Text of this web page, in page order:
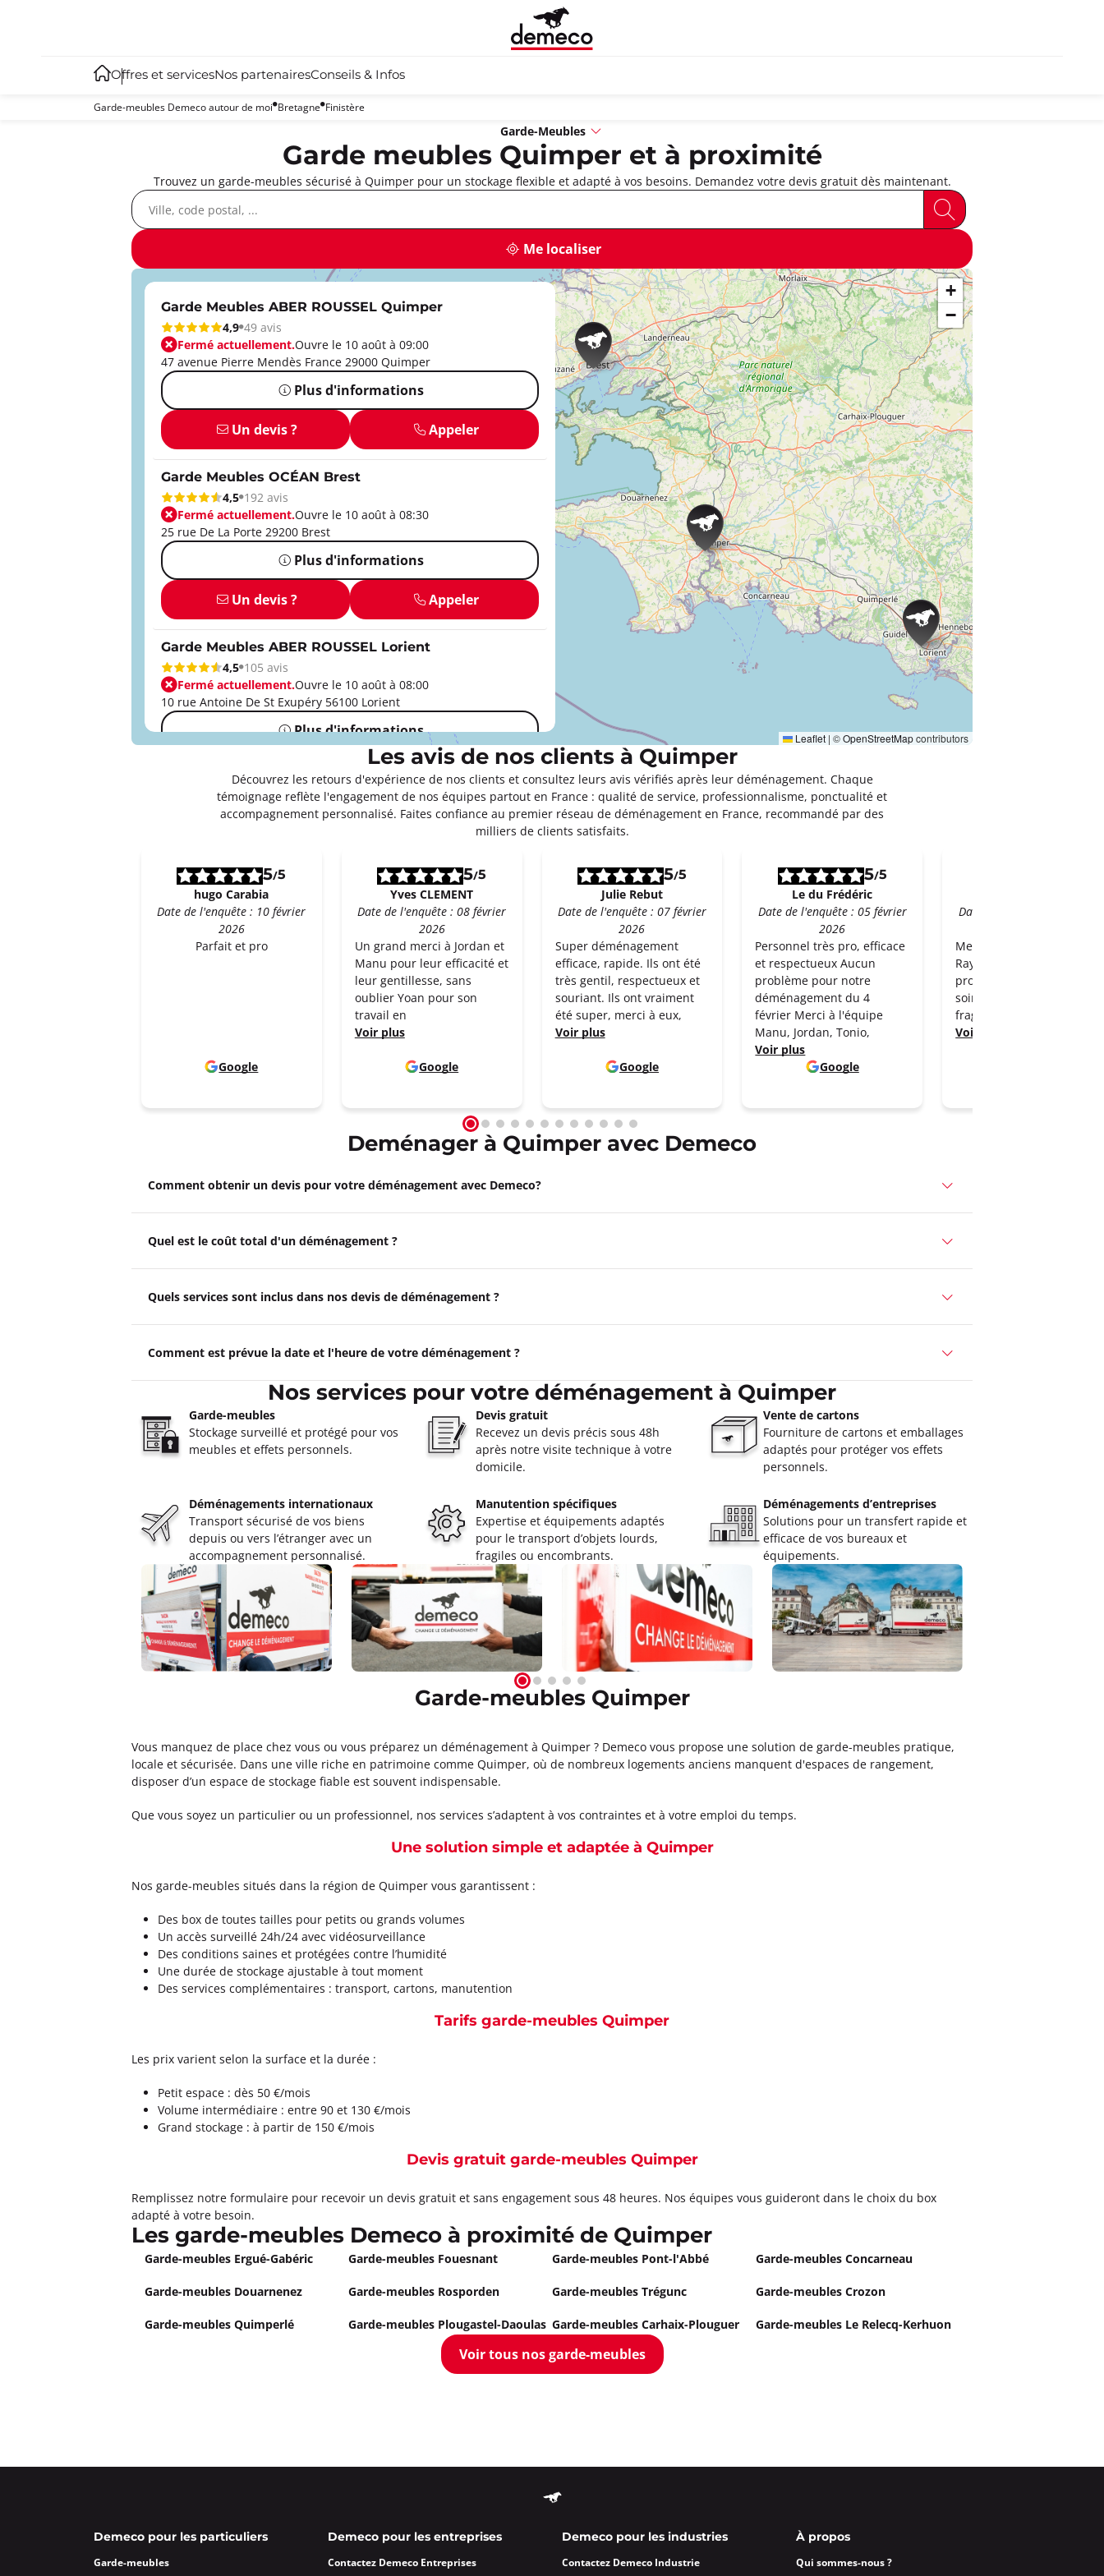
Offres et servicesNos partenairesConseils & Infos
Garde-meubles Demeco autour de moi Bretagne Finistère
Garde-Meubles
Garde meubles Quimper et à proximité
Trouvez un garde-meubles sécurisé à Quimper pour un stockage flexible et adapté à vos besoins. Demandez votre devis gratuit dès maintenant.
Me localiser
Garde Meubles ABER ROUSSEL Quimper
4,9 49 avis
Fermé actuellement.Ouvre le 10 août à 09:00
47 avenue Pierre Mendès France 29000 Quimper
Plus d'informations
Un devis ? Appeler
Garde Meubles OCÉAN Brest
4,5 192 avis
Fermé actuellement.Ouvre le 10 août à 08:30
25 rue De La Porte 29200 Brest
Plus d'informations
Un devis ? Appeler
Garde Meubles ABER ROUSSEL Lorient
4,5 105 avis
Fermé actuellement.Ouvre le 10 août à 08:00
10 rue Antoine De St Exupéry 56100 Lorient
Plus d'informations
Appeler
+
−
Leaflet | ©OpenStreetMapcontributors
Les avis de nos clients à Quimper
Découvrez les retours d'expérience de nos clients et consultez leurs avis vérifiés après leur déménagement. Chaque
témoignage reflète l'engagement de nos équipes partout en France : qualité de service, professionnalisme, ponctualité et
accompagnement personnalisé. Faites confiance au premier réseau de déménagement en France, recommandé par des
milliers de clients satisfaits.
5/5
hugo Carabia
Date de l'enquête : 10 février
2026
Parfait et pro
Google
5/5
Yves CLEMENT
Date de l'enquête : 08 février
2026
Un grand merci à Jordan et
Manu pour leur efficacité et
leur gentillesse, sans
oublier Yoan pour son
travail en
Voir plus
Google
5/5
Julie Rebut
Date de l'enquête : 07 février
2026
Super déménagement
efficace, rapide. Ils ont été
très gentil, respectueux et
souriant. Ils ont vraiment
été super, merci à eux,
Voir plus
Google
5/5
Le du Frédéric
Date de l'enquête : 05 février
2026
Personnel très pro, efficace
et respectueux Aucun
problème pour notre
déménagement du 4
février Merci à l'équipe
Manu, Jordan, Tonio,
Voir plus
Google
Date de l'enquête : 05
Merci à Pascal, Philippe et
Rayann. Très
professionnels , ils ont
soin de mes vieux
fragiles. Tout est
Voir plus
Deménager à Quimper avec Demeco
Comment obtenir un devis pour votre déménagement avec Demeco?
Quel est le coût total d'un déménagement ?
Quels services sont inclus dans nos devis de déménagement ?
Comment est prévue la date et l'heure de votre déménagement ?
Nos services pour votre déménagement à Quimper
Garde-meubles
Stockage surveillé et protégé pour vos
meubles et effets personnels.
Devis gratuit
Recevez un devis précis sous 48h
après notre visite technique à votre
domicile.
Vente de cartons
Fourniture de cartons et emballages
adaptés pour protéger vos effets
personnels.
Déménagements internationaux
Transport sécurisé de vos biens
depuis ou vers l’étranger avec un
accompagnement personnalisé.
Manutention spécifiques
Expertise et équipements adaptés
pour le transport d’objets lourds,
fragiles ou encombrants.
Déménagements d’entreprises
Solutions pour un transfert rapide et
efficace de vos bureaux et
équipements.
Garde-meubles Quimper
Vous manquez de place chez vous ou vous préparez un déménagement à Quimper ? Demeco vous propose une solution de garde-meubles pratique,
locale et sécurisée. Dans une ville riche en patrimoine comme Quimper, où de nombreux logements anciens manquent d'espaces de rangement,
disposer d’un espace de stockage fiable est souvent indispensable.
Que vous soyez un particulier ou un professionnel, nos services s’adaptent à vos contraintes et à votre emploi du temps.
Une solution simple et adaptée à Quimper
Nos garde-meubles situés dans la région de Quimper vous garantissent :
Des box de toutes tailles pour petits ou grands volumes
Un accès surveillé 24h/24 avec vidéosurveillance
Des conditions saines et protégées contre l’humidité
Une durée de stockage ajustable à tout moment
Des services complémentaires : transport, cartons, manutention
Tarifs garde-meubles Quimper
Les prix varient selon la surface et la durée :
Petit espace : dès 50 €/mois
Volume intermédiaire : entre 90 et 130 €/mois
Grand stockage : à partir de 150 €/mois
Devis gratuit garde-meubles Quimper
Remplissez notre formulaire pour recevoir un devis gratuit et sans engagement sous 48 heures. Nos équipes vous guideront dans le choix du box
adapté à votre besoin.
Les garde-meubles Demeco à proximité de Quimper
Garde-meubles Ergué-Gabéric Garde-meubles Fouesnant Garde-meubles Pont-l'Abbé Garde-meubles Concarneau
Garde-meubles Douarnenez Garde-meubles Rosporden Garde-meubles Trégunc Garde-meubles Crozon
Garde-meubles Quimperlé Garde-meubles Plougastel-Daoulas Garde-meubles Carhaix-Plouguer Garde-meubles Le Relecq-Kerhuon
Voir tous nos garde-meubles
Demeco pour les particuliers
Garde-meubles
Demeco pour les entreprises
Contactez Demeco Entreprises
Demeco pour les industries
Contactez Demeco Industrie
À propos
Qui sommes-nous ?